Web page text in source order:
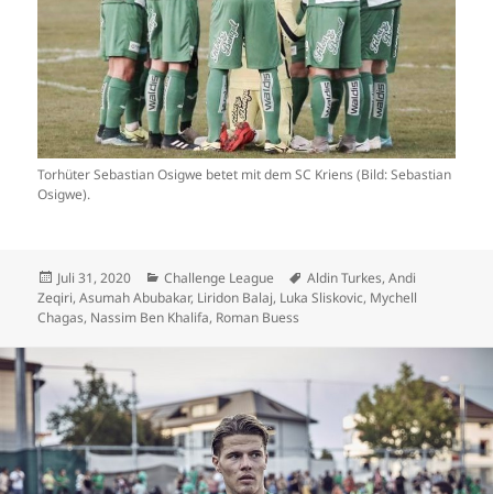
Torhüter Sebastian Osigwe betet mit dem SC Kriens (Bild: Sebastian
Osigwe).
Veröffentlicht
am
Juli 31, 2020 Kategorien
Challenge League Schlagwörter
Aldin Turkes,Andi
Zeqiri,Asumah Abubakar, Liridon Balaj, Luka Sliskovic, Mychell
Chagas, Nassim Ben Khalifa, Roman Buess